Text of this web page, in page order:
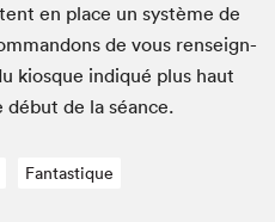
en place un sys­tème de
de vous ren­seign­
kiosque indiqué plus haut
début de la séance.
Fantastique